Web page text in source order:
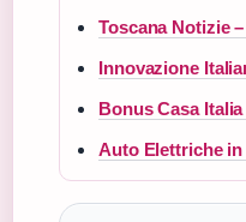
Toscana Notizie
Innovazione
Bonus Casa
Auto Elettriche in